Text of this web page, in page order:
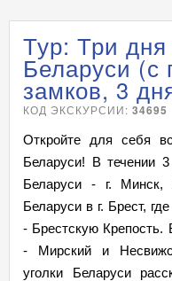
22.11.26
Вс- 24.11 Вт
29.11.26Вс- 01.12 Вт
Тур: Три дня
Беларуси
замков, 3
КОД ЭКСКУРСИИ:34695
Откройте для себя
Беларуси! В течении
Беларуси - г.
Беларуси в г. Брест,
- Брестскую
- Мирский и
уголки Беларуси